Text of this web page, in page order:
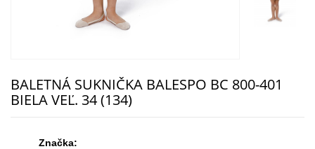
BALETNÁ SUKNIČKA BALESPO ВС 800-401
BIELA VEĽ. 34 (134)
Značka: